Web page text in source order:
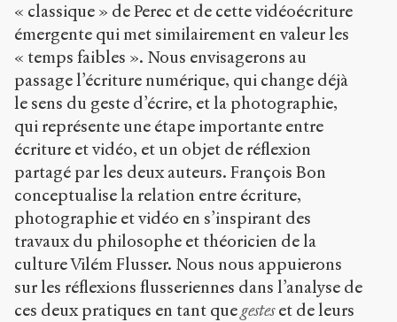
« classique » de Perec et de cette vidéoécriture
émergente qui met similairement en valeur les
« temps faibles ». Nous envisagerons au
passage l’écriture numérique, qui change déjà
le sens du geste d’écrire, et la photographie,
qui représente une étape importante entre
écriture et vidéo, et un objet de réflexion
partagé par les deux auteurs. François Bon
conceptualise la relation entre écriture,
photographie et vidéo en s’inspirant des
travaux du philosophe et théoricien de la
culture Vilém Flusser. Nous nous appuierons
sur les réflexions flusseriennes dans l’analyse de
ces deux pratiques en tant quegesteset de leurs